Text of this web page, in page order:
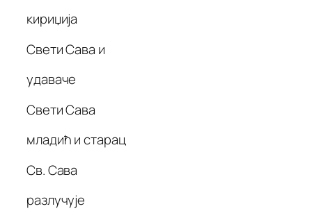
кириџија
Свети Сава и
удаваче
Свети Сава
младић и старац
Св. Сава
разлучује